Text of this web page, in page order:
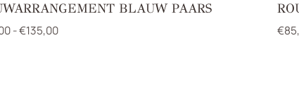
BLAUW PAARS
-€135,00Prijsklasse:
€